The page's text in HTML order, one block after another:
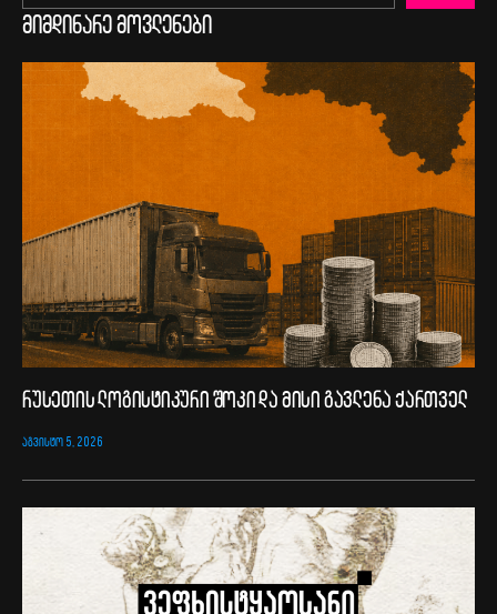
მიმდინარე მოვლენები
რუსეთის ლოგისტიკური შოკი და მისი გავლენა ქართველ
ᲐᲒᲕᲘᲡᲢᲝ 5, 2026